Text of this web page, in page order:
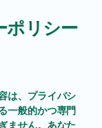
ポリシー
は、プライバシ
一般的かつ専門
ません。あなた